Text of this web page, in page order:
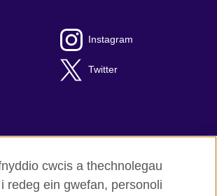
Instagram
Twitter
eang
defnyddio
cwcis a thechnolegau
i redeg ein gwefan, personoli